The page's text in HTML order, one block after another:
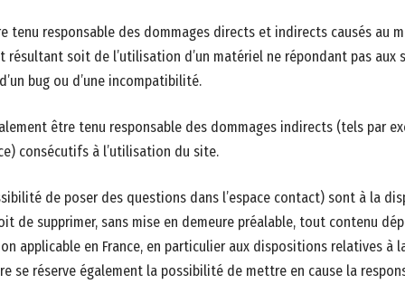
tenu responsable des dommages directs et indirects causés au
résultant soit de l’utilisation d’un matériel ne répondant pas aux
bug ou d’une incompatibilité.
être tenu responsable des dommages indirects (tels par
consécutifs à l’utilisation du site.
de poser des questions dans l’espace contact) sont à la
de supprimer, sans mise en demeure préalable, tout contenu
applicable en France, en particulier aux dispositions relatives à
se réserve également la possibilité de mettre en cause la